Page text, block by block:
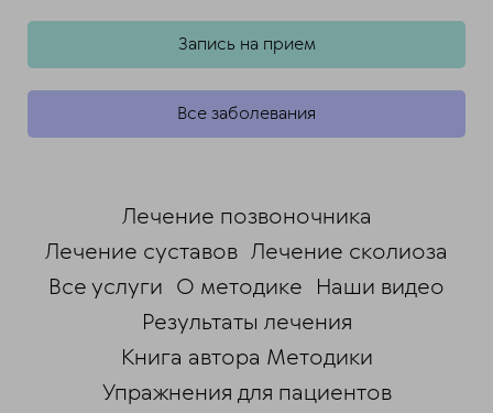
Запись на прием
Все заболевания
Лечение позвоночника
Лечение суставов Лечение сколиоза
Все услуги О методике Наши видео
Результаты лечения
Книга автора Методики
Упражнения для пациентов